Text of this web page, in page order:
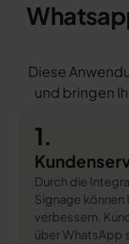
Diese
und bringen
1.
Durch die
Signage können
verbessern.
über WhatsApp